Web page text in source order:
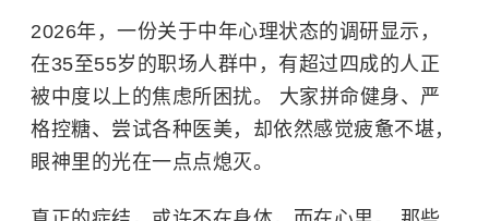
2026年，一份关于中年心理状态的调研显示，
在35至55岁的职场人群中，有超过四成的人正
被中度以上的焦虑所困扰。 大家拼命健身、严
格控糖、尝试各种医美，却依然感觉疲惫不堪，
眼神里的光在一点点熄灭。